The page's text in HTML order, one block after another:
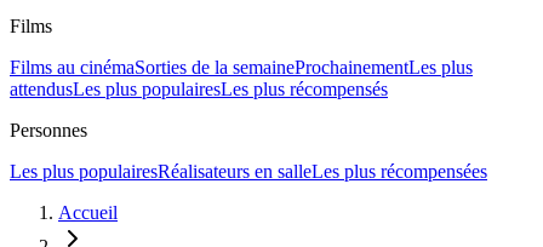
Films
Films au cinémaSorties de la semaineProchainementLes plus
attendusLes plus populairesLes plus récompensés
Personnes
Les plus populairesRéalisateurs en salleLes plus récompensées
Accueil